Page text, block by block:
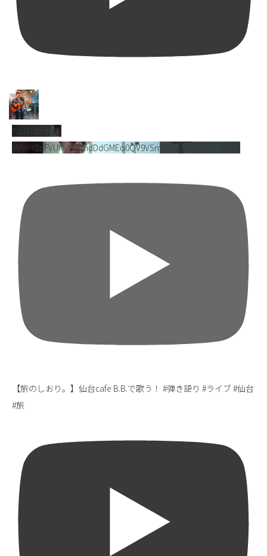
YouTube動画
VVVnY3dFVUNyY01mdDdGMEo0QV9VSmZRLmNlSkVNci1CejlB
【旅のしおり。】仙台cafe B.B.で歌う！ #弾き語り #ライブ #仙台
#旅